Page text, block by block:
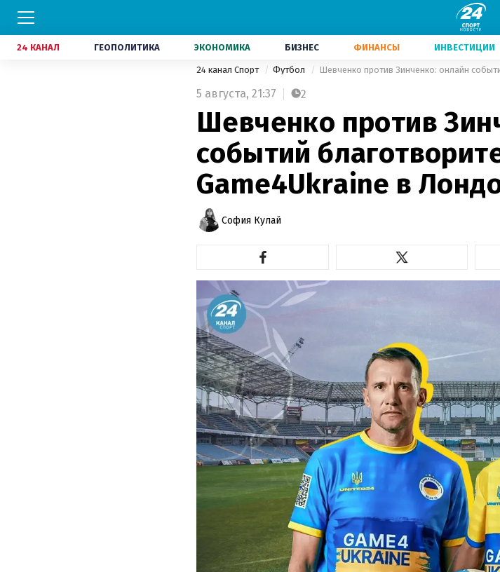
24 КАНАЛ ГЕОПОЛИТИКА ЭКОНОМИКА БИЗНЕС ФИНАНСЫ ИНВЕСТИЦИИ
24 канал Спорт Футбол Шевченко против Зинченко: онлайн
5 августа, 21:37 2
Шевченко против
событий
Game4Ukraine в
София Кулай